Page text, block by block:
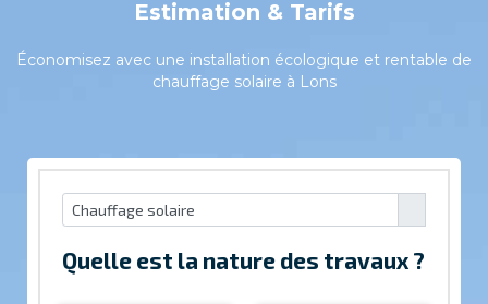
Estimation & Tarifs
Économisez avec une installation écologique et rentable de
chauffage solaire à Lons